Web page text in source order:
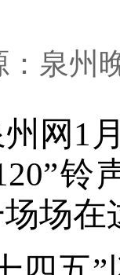
：泉州
州网1
铃
场在